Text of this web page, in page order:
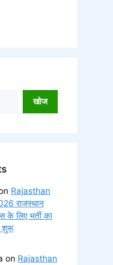
खोज
Rajasthan
राजस्थान
के लिए भर्ती का
शुरू
on Rajasthan